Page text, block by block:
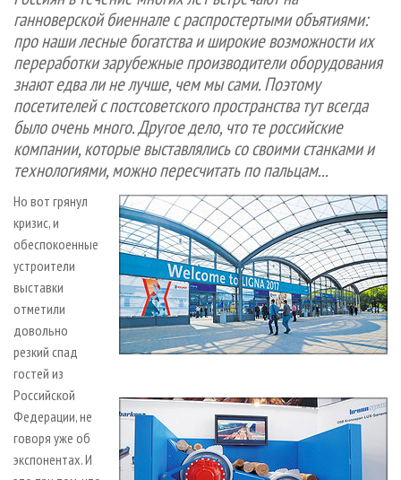
СУШКА ДРЕВЕСИНЫ
ПРОИЗВОДСТВО ДРЕВЕСНЫХ ПЛИТ
ДЕРЕВЯННОЕ ДОМОСТРОЕНИЕ
ПРОИЗВОДСТВО МЕБЕЛИ
БИОЭНЕРГЕТИКА
ЦБП
ИНСТРУМЕНТ И МАТЕРИАЛЫ
ПЕРСОНЫ
МОБИЛЬНЫЕ ВЫСТАВКИ
ОФИЦИАЛЬНЫЕ ДЕЛЕГАЦИИ
ПРИОРИТЕТНЫЕ ИНВЕСТПРОЕКТЫ
RUSSIAN FORESTRY REVIEW
ГАЗЕТА ЛЕСПРОМФОРУМ
БИБЛИОТЕКА СПЕЦИАЛИСТА
КОНТАКТЫ
РЕКЛАМА
РЕКЛАМА НА САЙТЕ
ганноверской биеннале с распростертыми объятиями:
про наши лесные богатства и широкие возможности их
переработки зарубежные производители оборудования
знают едва ли не лучше, чем мы сами. Поэтому
посетителей с постсоветского пространства тут всегда
было очень много. Другое дело, что те российские
компании, которые выставлялись со своими станками и
технологиями, можно пересчитать по пальцам...
Но вот грянул
кризис, и
обеспокоенные
устроители
выставки
отметили
довольно
резкий спад
гостей из
Российской
Федерации, не
говоря уже об
экспонентах. И